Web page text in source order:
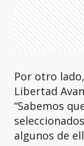
Por otro
Libertad
“Sabemos
algunos de